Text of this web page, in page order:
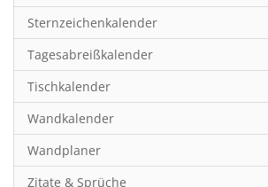
Länder & Städte
Landschaft & Natur
Lifestyle
Literatur
Manga & Animé
Neutrale Kalender
Sternzeichenkalender
Tagesabreißkalender
Tischkalender
Wandkalender
Wandplaner
Zitate & Sprüche